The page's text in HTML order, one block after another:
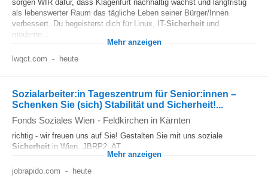
sorgen WIR dafür, dass Klagenfurt nachhaltig wächst und langfristig
als lebenswerter Raum das tägliche Leben seiner Bürger/Innen
verbessert. Du begeisterst dich für Linux, IT-Sicherheit und
moderne...
Mehr anzeigen
lwqct.com - heute
Sozialarbeiter:in Tageszentrum für Senior:innen –
Schenken Sie (sich) Stabilität und Sicherheit!...
Fonds Soziales Wien - Feldkirchen in Kärnten
richtig - wir freuen uns auf Sie! Gestalten Sie mit uns soziale
Sicherheit in Wien. JBRP2_AT...
Mehr anzeigen
jobrapido.com - heute